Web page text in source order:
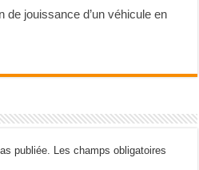
de jouissance d’un véhicule en
publiée. Les champs obligatoires